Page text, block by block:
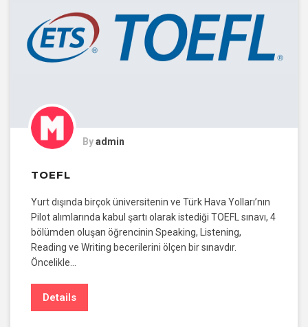
Byadmin
TOEFL
Yurt dışında birçok üniversitenin ve Türk Hava Yolları’nın
Pilot alımlarında kabul şartı olarak istediği TOEFL sınavı, 4
bölümden oluşan öğrencinin Speaking, Listening,
Reading ve Writing becerilerini ölçen bir sınavdır.
Öncelikle…
Details